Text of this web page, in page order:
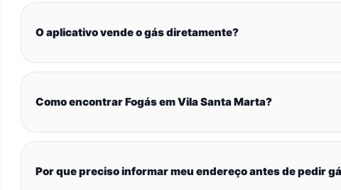
O aplicativo vende o gás diretamente?
Como encontrar Fogás em Vila Santa Marta?
Por que preciso informar meu endereço antes de pedir